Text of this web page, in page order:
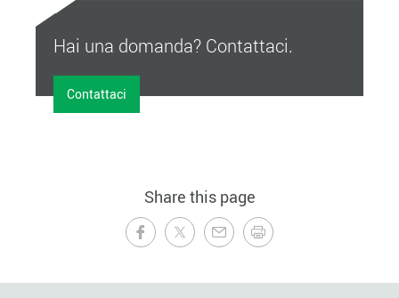
Hai una domanda? Contattaci.
Contattaci
Share this page